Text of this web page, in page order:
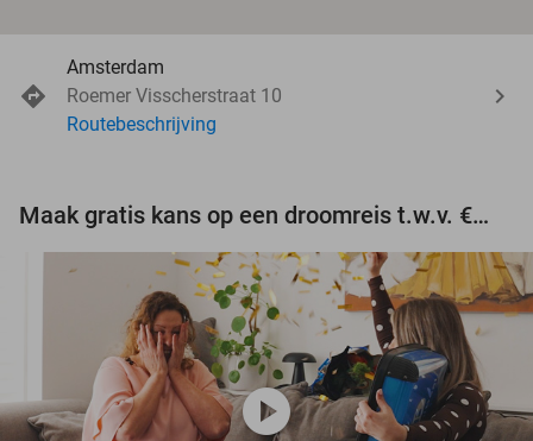
Amsterdam
Roemer Visscherstraat 10
Routebeschrijving
Maak gratis kans op een droomreis t.w.v. €3.000!
play_circle